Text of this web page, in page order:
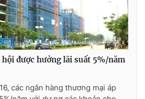
Tấm lòng Việt
Vươn mình bằng AI
VTV8
English
hội được hưởng lãi suất 5%/năm
các ngân hàng thương mại áp